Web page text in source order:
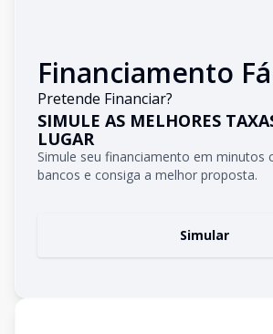
Financiamento
Pretende Financiar?
SIMULE AS MELHORES
LUGAR
Simule seu financiamento em minutos
bancos e consiga a melhor proposta.
Simular